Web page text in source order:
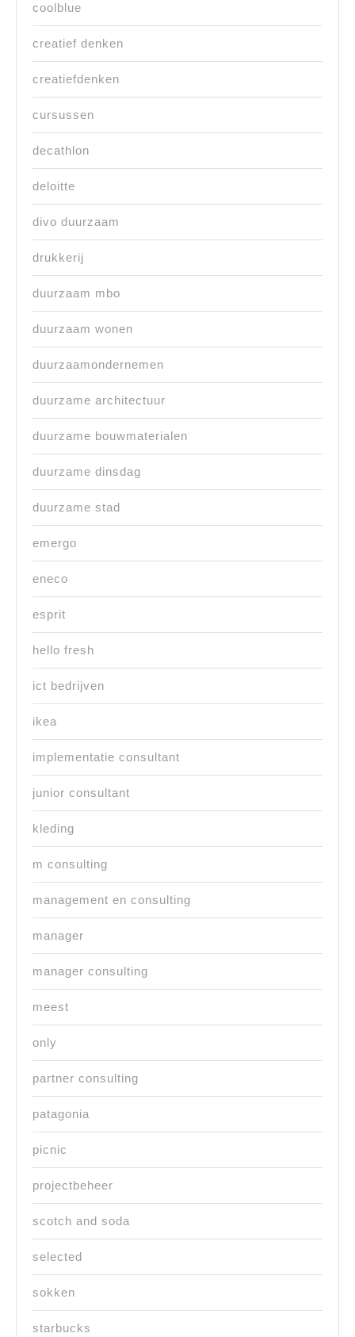
coolblue
creatief denken
creatiefdenken
cursussen
decathlon
deloitte
divo duurzaam
drukkerij
duurzaam mbo
duurzaam wonen
duurzaamondernemen
duurzame architectuur
duurzame bouwmaterialen
duurzame dinsdag
duurzame stad
emergo
eneco
esprit
hello fresh
ict bedrijven
ikea
implementatie consultant
junior consultant
kleding
m consulting
management en consulting
manager
manager consulting
meest
only
partner consulting
patagonia
picnic
projectbeheer
scotch and soda
selected
sokken
starbucks